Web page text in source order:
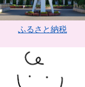
ふるさと納税